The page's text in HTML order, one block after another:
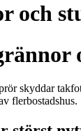
och
skyddar
flerbostadshus.